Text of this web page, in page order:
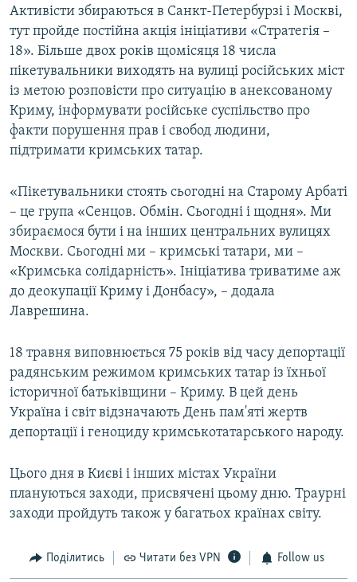
Активісти збираються в Санкт-Петербурзі і Москві,
тут пройде постійна акція ініціативи «Стратегія –
18». Більше двох років щомісяця 18 числа
пікетувальники виходять на вулиці російських міст
із метою розповісти про ситуацію в анексованому
Криму, інформувати російське суспільство про
факти порушення прав і свобод людини,
підтримати кримських татар.
«Пікетувальники стоять сьогодні на Старому Арбаті
– це група «Сенцов. Обмін. Сьогодні і щодня». Ми
збираємося бути і на інших центральних вулицях
Москви. Сьогодні ми – кримські татари, ми –
«Кримська солідарність». Ініціатива триватиме аж
до деокупації Криму і Донбасу», – додала
Лаврешина.
18 травня виповнюється 75 років від часу депортації
радянським режимом кримських татар із їхньої
історичної батьківщини – Криму. В цей день
Україна і світ відзначають День пам'яті жертв
депортації і геноциду кримськотатарського народу.
Цього дня в Києві і інших містах України
плануються заходи, присвячені цьому дню. Траурні
заходи пройдуть також у багатьох країнах світу.
Поділитись Читати без VPN Follow us